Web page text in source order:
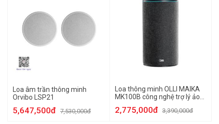
Loa âm trần thông minh
Orvibo LSP21
5,647,500đ 7,530,000đ
Loa thông minh OLLI MAIKA
MK100B công nghệ trợ lý ảo
2,775,000đ 3,390,000đ